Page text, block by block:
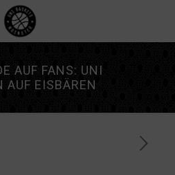
AUF FANS: UNI
AUF EISBÄREN